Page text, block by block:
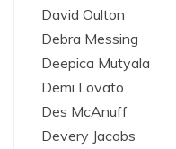
David Oulton
Debra Messing
Deepica Mutyala
Demi Lovato
Des McAnuff
Devery Jacobs